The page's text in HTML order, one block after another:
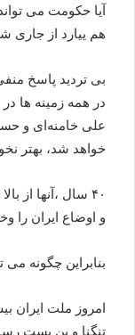
آیا حکومت می
هم ییارد از جاری
بی تردید پاسخ
علی خامنه‌ای و
خواهد شد، بهتر
۴۰ سال ،آنها از
و اوضاع ایران را
بنابراین چگونه می
امروز ملت ایران
تنگنا و بن بست